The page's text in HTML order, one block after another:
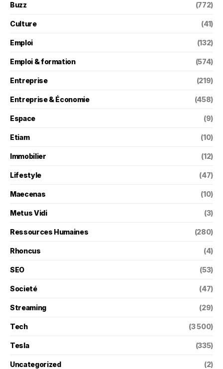
Buzz (772)
Culture (41)
Emploi (132)
Emploi & formation (574)
Entreprise (219)
Entreprise & Économie (458)
Espace (9)
Etiam (10)
Immobilier (12)
Lifestyle (47)
Maecenas (10)
Metus Vidi (3)
Ressources Humaines (280)
Rhoncus (4)
SEO (53)
Societé (47)
Streaming (29)
Tech (3 500)
Tesla (335)
Uncategorized (2)